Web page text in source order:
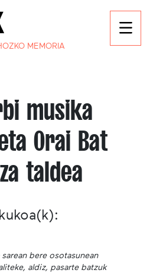
MEMORIA
musika
Orai Bat
taldea
bere osotasunean
aldiz, pasarte batzuk